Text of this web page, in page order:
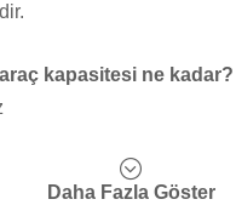
kapasitesi ne kadar?
Daha Fazla Göster